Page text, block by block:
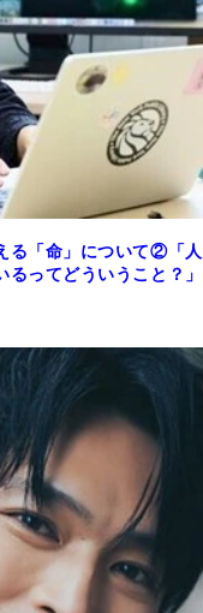
る「命」について②「人
ってどういうこと？」